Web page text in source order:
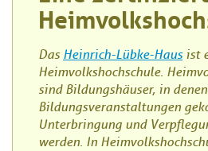
Das Heinrich-Lübke-Hausist
Heimvolkshochschule.
sind Bildungshäuser, in
Bildungsveranstaltungen
Unterbringung und
werden. In